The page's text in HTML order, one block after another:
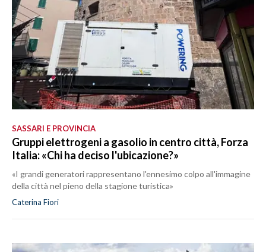
SASSARI E PROVINCIA
Gruppi elettrogeni a gasolio in centro città, Forza
Italia: «Chi ha deciso l'ubicazione?»
«I grandi generatori rappresentano l'ennesimo colpo all'immagine
della città nel pieno della stagione turistica»
Caterina Fiori